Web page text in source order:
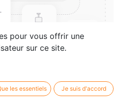
Uitvoering van
pour vous offrir une
sur ce site.
les essentiels Je suis d'accord